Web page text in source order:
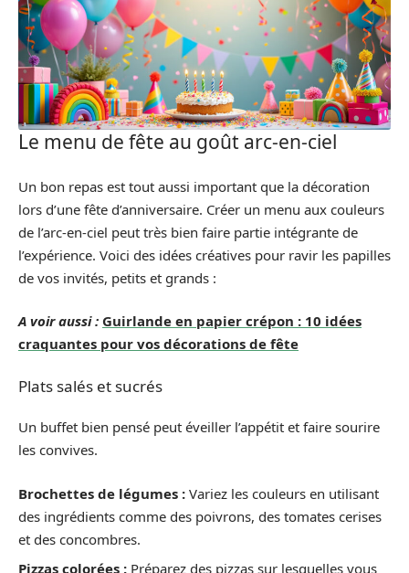
Le menu de fête au goût arc-en-ciel
Un bon repas est tout aussi important que la décoration
lors d’une fête d’anniversaire. Créer un menu aux couleurs
de l’arc-en-ciel peut très bien faire partie intégrante de
l’expérience. Voici des idées créatives pour ravir les papilles
de vos invités, petits et grands :
A voir aussi : Guirlande en papier crépon : 10 idées
craquantes pour vos décorations de fête
Plats salés et sucrés
Un buffet bien pensé peut éveiller l’appétit et faire sourire
les convives.
Brochettes de légumes : Variez les couleurs en utilisant
des ingrédients comme des poivrons, des tomates cerises
et des concombres.
Pizzas colorées : Préparez des pizzas sur lesquelles vous